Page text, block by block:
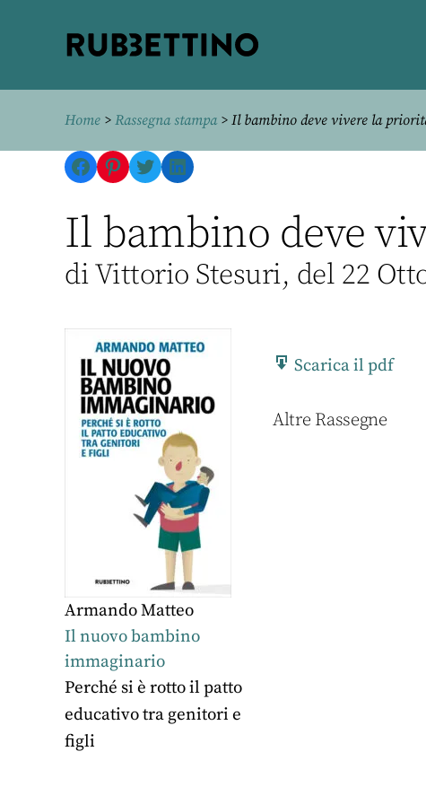
Home > Rassegna stampa> Il bambino deve vivere la
Facebook
Pinterest
TwitterLinkedIn
Il bambino deve
di Vittorio Stesuri, del 22
Armando Matteo
Il nuovo bambino
immaginario
Perché si è rotto il patto
educativo tra genitori e
figli
Scarica il pdf
Altre Rassegne